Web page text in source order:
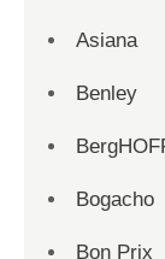
Asiana
Benley
Bogacho
Bon Prix